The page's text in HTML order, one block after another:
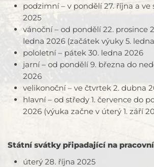
podzimní – v pondělí 27. října a ve
2025
vánoční – od pondělí 22. prosince
ledna 2026 (začátek výuky 5.
pololetní – pátek 30. ledna 2026
jarní – od pondělí 9. března do
2026
velikonoční – ve čtvrtek 2. dubna
hlavní – od středy 1. července do
2026 (výuka začne v úterý 1. září
Státní svátky připadající na
úterý 28. října 2025